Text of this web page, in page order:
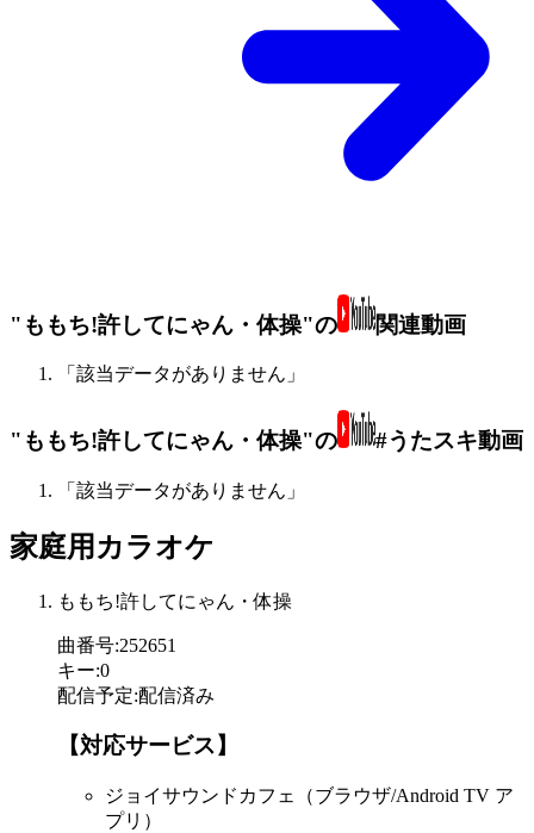
"ももち!許してにゃん・体操"の 関連動画
「該当データがありません」
"ももち!許してにゃん・体操"の #うたスキ動画
「該当データがありません」
家庭用カラオケ
ももち!許してにゃん・体操
曲番号:252651
キー:0
配信予定:配信済み
【対応サービス】
ジョイサウンドカフェ（ブラウザ/Android TV ア
プリ）